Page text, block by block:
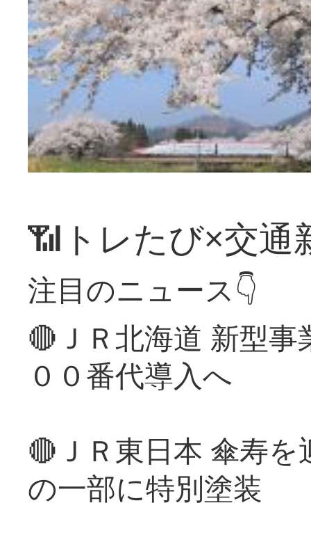
📶トレたび×交通
注目のニュース👇
🔴ＪＲ北海道 新型
００番代導入へ
🔴ＪＲ東日本 傘寿
の一部に特別塗装